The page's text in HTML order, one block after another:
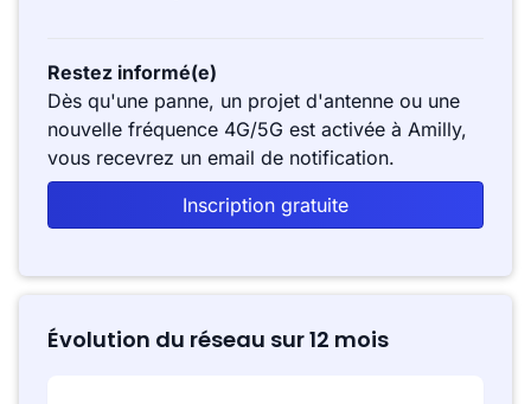
Restez informé(e)
Dès qu'une panne, un projet d'antenne ou une
nouvelle fréquence 4G/5G est activée à Amilly,
vous recevrez un email de notification.
Inscription gratuite
Évolution du réseau sur 12 mois